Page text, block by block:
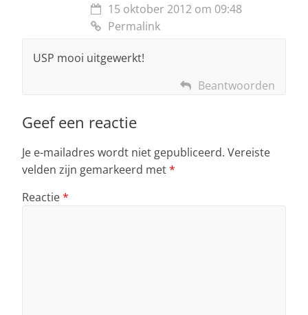
15 oktober 2012 om 09:48
Permalink
USP mooi uitgewerkt!
Beantwoorden
Geef een reactie
Je e-mailadres wordt niet gepubliceerd. Vereiste
velden zijn gemarkeerd met*
Reactie*